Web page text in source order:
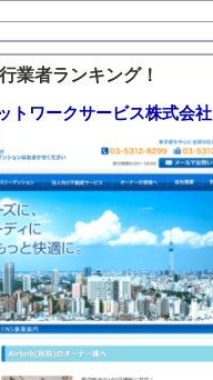
業者ランキング！
トワークサービス株式会社